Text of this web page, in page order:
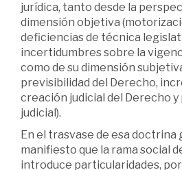
jurídica, tanto desde la
dimensión objetiva
deficiencias de técnica
incertidumbres sobre la
como de su dimensión
previsibilidad del Derecho,
creación judicial del Derecho
judicial).
En el trasvase de esa doctrina
manifiesto que la rama social
introduce particularidades,